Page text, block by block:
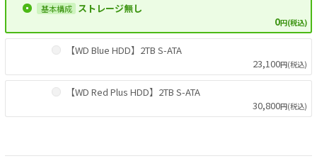
ストレージ無し
0円(税込)
【WD Blue HDD】2TB S-ATA
23,100円(税込)
【WD Red Plus HDD】2TB S-ATA
30,800円(税込)